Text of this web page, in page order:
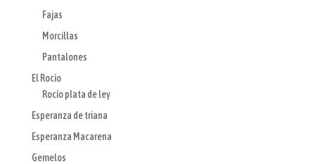
Fajas
Morcillas
Pantalones
El Rocío
Rocío plata de ley
Esperanza de triana
Esperanza Macarena
Gemelos